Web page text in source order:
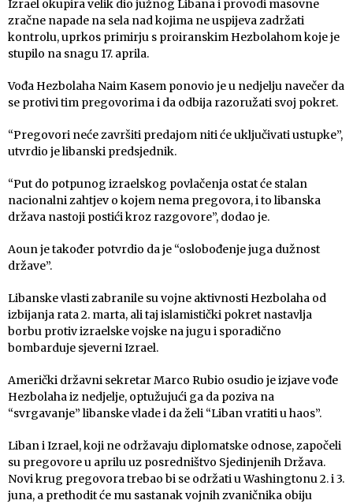
Izrael okupira velik dio južnog Libana i provodi masovne
zračne napade na sela nad kojima ne uspijeva zadržati
kontrolu, uprkos primirju s proiranskim Hezbolahom koje je
stupilo na snagu 17. aprila.
Vođa Hezbolaha Naim Kasem ponovio je u nedjelju navečer da
se protivi tim pregovorima i da odbija razoružati svoj pokret.
“Pregovori neće završiti predajom niti će uključivati ustupke”,
utvrdio je libanski predsjednik.
“Put do potpunog izraelskog povlačenja ostat će stalan
nacionalni zahtjev o kojem nema pregovora, i to libanska
država nastoji postići kroz razgovore”, dodao je.
Aoun je također potvrdio da je “oslobođenje juga dužnost
države”.
Libanske vlasti zabranile su vojne aktivnosti Hezbolaha od
izbijanja rata 2. marta, ali taj islamistički pokret nastavlja
borbu protiv izraelske vojske na jugu i sporadično
bombarduje sjeverni Izrael.
Američki državni sekretar Marco Rubio osudio je izjave vođe
Hezbolaha iz nedjelje, optužujući ga da poziva na
“svrgavanje” libanske vlade i da želi “Liban vratiti u haos”.
Liban i Izrael, koji ne održavaju diplomatske odnose, započeli
su pregovore u aprilu uz posredništvo Sjedinjenih Država.
Novi krug pregovora trebao bi se održati u Washingtonu 2. i 3.
juna, a prethodit će mu sastanak vojnih zvaničnika obiju